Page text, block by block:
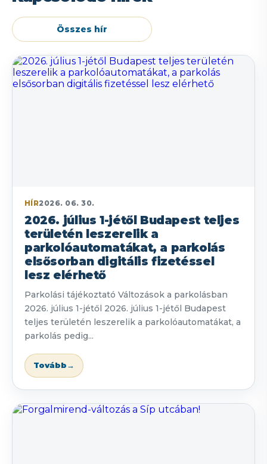
Összes hír
HÍR2026. 06. 30.
2026. július 1-jétől Budapest teljes
területén leszerelik a
parkolóautomatákat, a parkolás
elsősorban digitális fizetéssel
lesz elérhető
Parkolási tájékoztató Változások a parkolásban
2026. július 1-jétől 2026. július 1-jétől Budapest
teljes területén leszerelik a parkolóautomatákat, a
parkolás pedig...
Tovább→